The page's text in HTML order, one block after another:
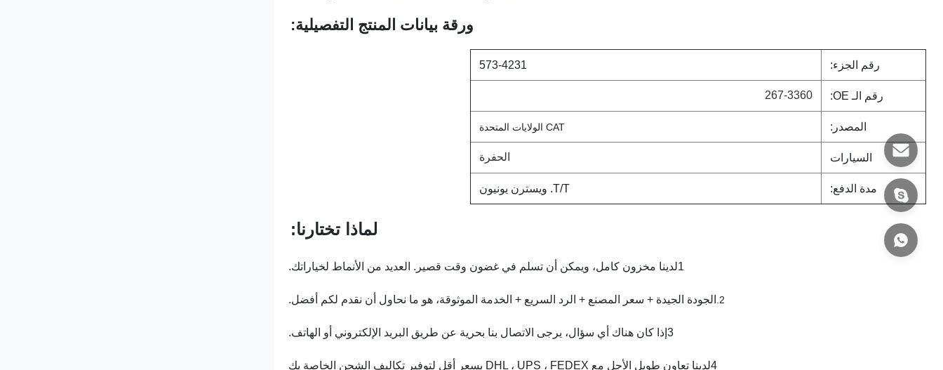
ورقة بيانات المنتج التفصيلية:
رقم الجزء: 573-4231
رقم الـ OE: 267-3360
المصدر: CAT الولايات المتحدة
السيارات الحفرة
مدة الدفع: T/T. ويسترن يونيون
لماذا تختارنا:
1لدينا مخزون كامل، ويمكن أن تسلم في غضون وقت قصير. العديد من الأنماط لخياراتك.
2. الجودة الجيدة + سعر المصنع + الرد السريع + الخدمة الموثوقة، هو ما نحاول أن نقدم لكم أفضل.
3إذا كان هناك أي سؤال، يرجى الاتصال بنا بحرية عن طريق البريد الإلكتروني أو الهاتف.
4لدينا تعاون طويل الأجل مع DHL ، UPS ، FEDEX بسعر أقل لتوفير تكاليف الشحن الخاصة بك